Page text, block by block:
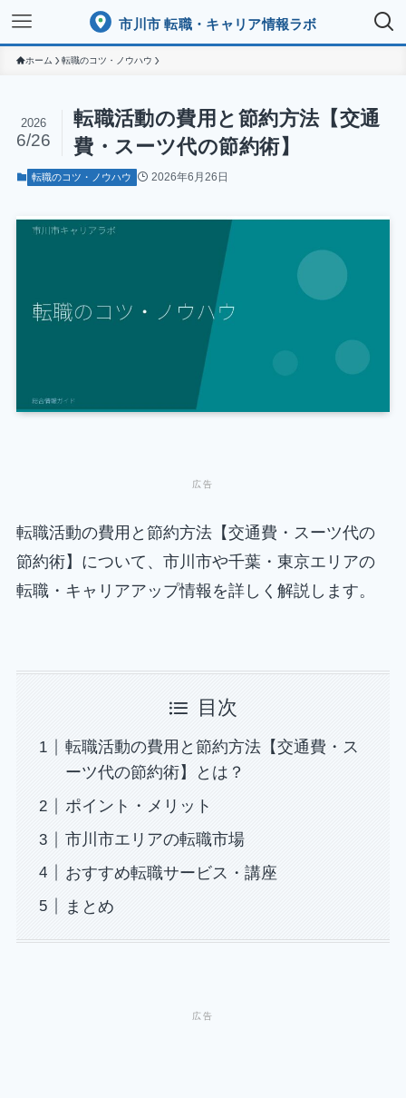
市川市 転職・キャリア情報ラボ
ホーム 転職のコツ・ノウハウ
転職活動の費用と節約方法【交通
費・スーツ代の節約術】
2026
6/26
転職のコツ・ノウハウ 2026年6月26日
転職活動の費用と節約方法【交通費・スーツ代の
節約術】について、市川市や千葉・東京エリアの
転職・キャリアアップ情報を詳しく解説します。
目次
転職活動の費用と節約方法【交通費・ス
ーツ代の節約術】とは？
ポイント・メリット
市川市エリアの転職市場
おすすめ転職サービス・講座
まとめ